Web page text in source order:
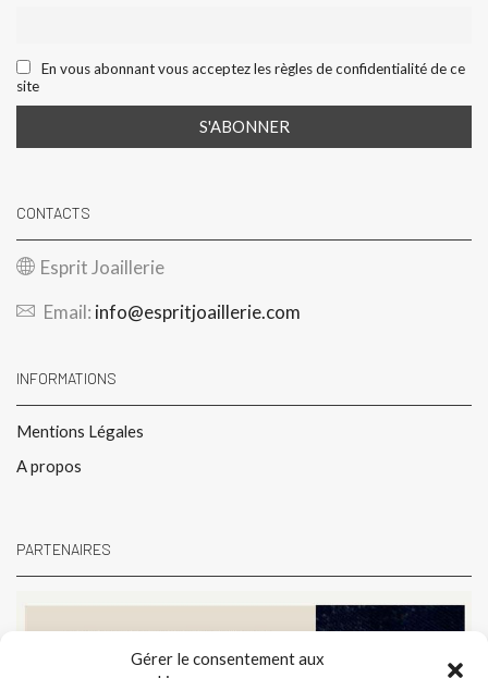
Gérer le consentement aux
En vous abonnant vous acceptez les règles de confidentialité de ce
site
CONTACTS
Esprit Joaillerie
Email: info@espritjoaillerie.com
INFORMATIONS
Mentions Légales
A propos
PARTENAIRES